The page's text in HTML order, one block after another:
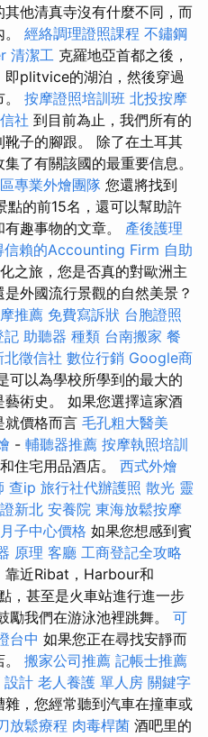
他清真寺沒有什麼不同，而
經絡調理證照課程 不鏽鋼
清潔工 克羅地亞首都之後，
即plitvice的湖泊，然後穿過
按摩證照培訓班 北投按摩
社 到目前為止，我們所有的
子的腳跟。 除了在土耳其
了有關該國的最重要信息。
專業外燴團隊 您還將找到
的前15名，還可以幫助許
趣事物的文章。 產後護理
信賴的Accounting Firm 自助
之旅，您是否真的對歐洲主
外國流行景觀的自然美景？
推薦 免費寫訴狀 台胞證照
記 助聽器 種類 台南搬家 餐
北徵信社 數位行銷 Google商
可以為學校所學到的最大的
術史。 如果您選擇這家酒
就價格而言 毛孔粗大醫美
- 輔聽器推薦 按摩執照培訓
住宅用品酒店。 西式外燴
查ip 旅行社代辦護照 散光 靈
新北 安養院 東海放鬆按摩
月子中心價格 如果您想感到賓
原理 客廳 工商登記全攻略
靠近Ribat，Harbour和
，甚至是火車站進行進一步
勵我們在游泳池裡跳舞。 可
台中 如果您正在尋找安靜而
搬家公司推薦 記帳士推薦
設計 老人養護 單人房 關鍵字
，您經常聽到汽車在撞車或
放鬆療程 肉毒桿菌 酒吧里的